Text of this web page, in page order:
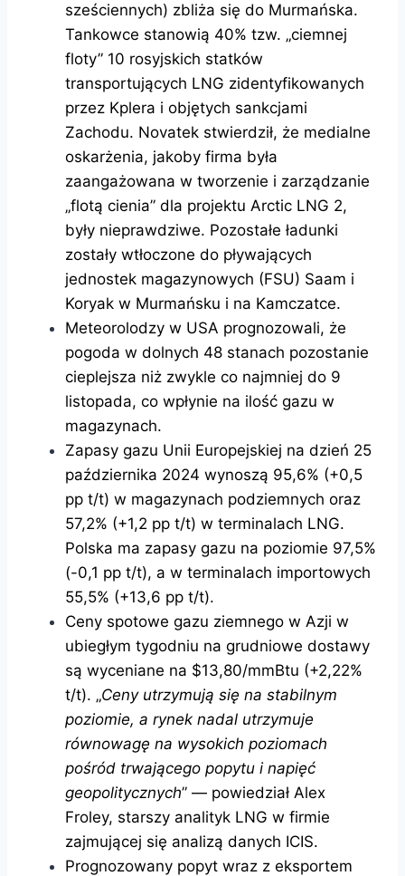
sześciennych) zbliża się do Murmańska.
Tankowce stanowią 40% tzw. „ciemnej
floty” 10 rosyjskich statków
transportujących LNG zidentyfikowanych
przez Kplera i objętych sankcjami
Zachodu. Novatek stwierdził, że medialne
oskarżenia, jakoby firma była
zaangażowana w tworzenie i zarządzanie
„flotą cienia” dla projektu Arctic LNG 2,
były nieprawdziwe. Pozostałe ładunki
zostały wtłoczone do pływających
jednostek magazynowych (FSU) Saam i
Koryak w Murmańsku i na Kamczatce.
Meteorolodzy w USA prognozowali, że
pogoda w dolnych 48 stanach pozostanie
cieplejsza niż zwykle co najmniej do 9
listopada, co wpłynie na ilość gazu w
magazynach.
Zapasy gazu Unii Europejskiej na dzień 25
października 2024 wynoszą 95,6% (+0,5
pp t/t) w magazynach podziemnych oraz
57,2% (+1,2 pp t/t) w terminalach LNG.
Polska ma zapasy gazu na poziomie 97,5%
(-0,1 pp t/t), a w terminalach importowych
55,5% (+13,6 pp t/t).
Ceny spotowe gazu ziemnego w Azji w
ubiegłym tygodniu na grudniowe dostawy
są wyceniane na $13,80/mmBtu (+2,22%
t/t). „Ceny utrzymują się na stabilnym
poziomie, a rynek nadal utrzymuje
równowagę na wysokich poziomach
pośród trwającego popytu i napięć
geopolitycznych” — powiedział Alex
Froley, starszy analityk LNG w firmie
zajmującej się analizą danych ICIS.
Prognozowany popyt wraz z eksportem